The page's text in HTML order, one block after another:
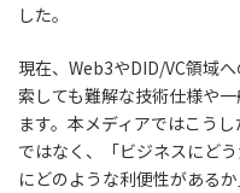
した。
現在、Web3やDID/VC領域
索しても難解な技術仕様や
ます。本メディアではこう
ではなく、「ビジネスにど
にどのような利便性がある